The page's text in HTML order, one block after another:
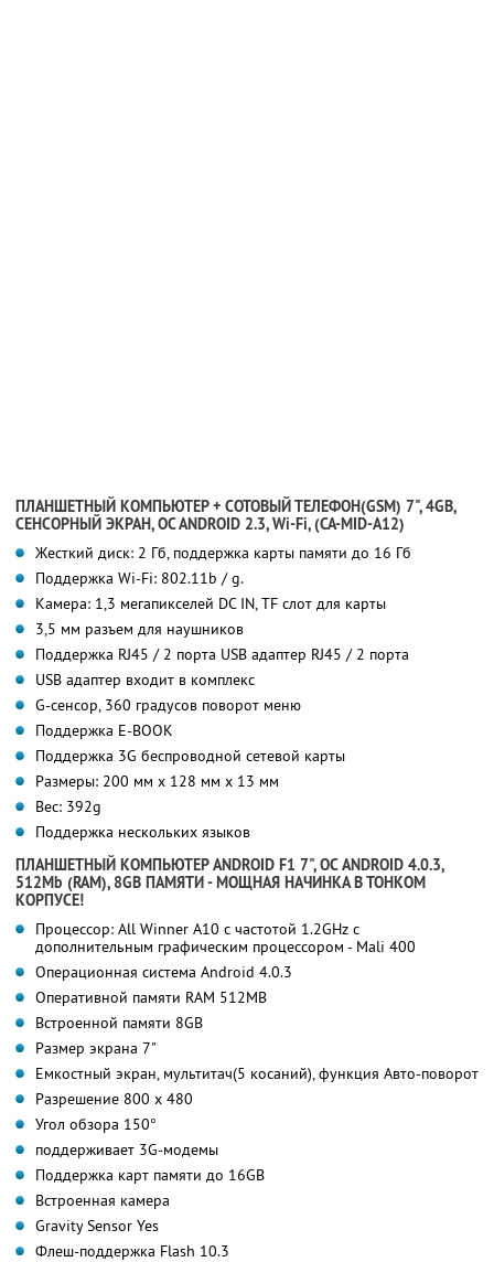
ПЛАНШЕТНЫЙ КОМПЬЮТЕР + СОТОВЫЙ ТЕЛЕФОН(GSM) 7", 4GB,
СЕНСОРНЫЙ ЭКРАН, OC ANDROID 2.3, Wi-Fi, (CA-MID-A12)
Жесткий диск: 2 Гб, поддержка карты памяти до 16 Гб
Поддержка Wi-Fi: 802.11b / g.
Камера: 1,3 мегапикселей DC IN, TF слот для карты
3,5 мм разъем для наушников
Поддержка RJ45 / 2 порта USB адаптер RJ45 / 2 порта
USB адаптер входит в комплекс
G-сенсор, 360 градусов поворот меню
Поддержка E-BOOK
Поддержка 3G беспроводной сетевой карты
Размеры: 200 мм х 128 мм х 13 мм
Вес: 392g
Поддержка нескольких языков
ПЛАНШЕТНЫЙ КОМПЬЮТЕР ANDROID F1 7", ОС ANDROID 4.0.3,
512Mb (RAM), 8GB ПАМЯТИ - МОЩНАЯ НАЧИНКА В ТОНКОМ
КОРПУСЕ!
Процессор: All Winner A10 с частотой 1.2GHz с
дополнительным графическим процессором - Mali 400
Операционная система Android 4.0.3
Оперативной памяти RAM 512MB
Встроенной памяти 8GB
Размер экрана 7"
Емкостный экран, мультитач(5 косаний), функция Авто-поворот
Разрешение 800 x 480
Угол обзора 150°
поддерживает 3G-модемы
Поддержка карт памяти до 16GB
Встроенная камера
Gravity Sensor Yes
Флеш-поддержка Flash 10.3